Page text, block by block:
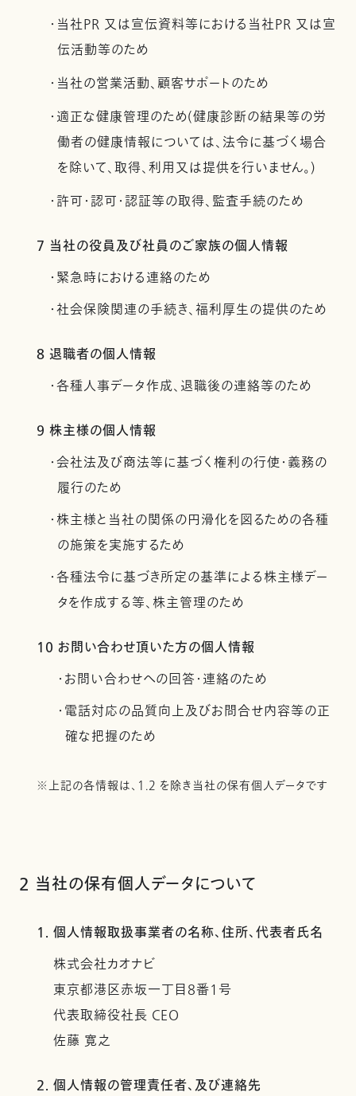
・当社PR 又は宣伝資料等における当社PR 又は宣
伝活動等のため
・当社の営業活動、顧客サポートのため
・適正な健康管理のため(健康診断の結果等の労
働者の健康情報については、法令に基づく場合
を除いて、取得、利用又は提供を行いません。)
・許可・認可・認証等の取得、監査手続のため
7 当社の役員及び社員のご家族の個人情報
・緊急時における連絡のため
・社会保険関連の手続き、福利厚生の提供のため
8 退職者の個人情報
・各種人事データ作成、退職後の連絡等のため
9 株主様の個人情報
・会社法及び商法等に基づく権利の行使・義務の
履行のため
・株主様と当社の関係の円滑化を図るための各種
の施策を実施するため
・各種法令に基づき所定の基準による株主様デー
タを作成する等、株主管理のため
10 お問い合わせ頂いた方の個人情報
・お問い合わせへの回答・連絡のため
・電話対応の品質向上及びお問合せ内容等の正
確な把握のため
※上記の各情報は、1.2 を除き当社の保有個人データです
2 当社の保有個人データについて
1. 個人情報取扱事業者の名称、住所、代表者氏名
株式会社カオナビ
東京都港区赤坂一丁目8番1号
代表取締役社長 CEO
佐藤 寛之
2. 個人情報の管理責任者、及び連絡先